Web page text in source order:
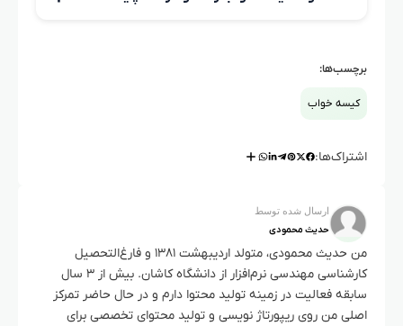
راحتی و گرمای مشابه ایجاد شود.
برچسب‌ها:
کیسه خواب
اشتراک‌ها:
ارسال شده توسط
حدیث محمودی
من حدیث محمودی، متولد اردیبهشت ۱۳۸۱ و فارغ‌التحصیل
کارشناسی مهندسی نرم‌افزار از دانشگاه کاشان. بیش از ۳ سال
سابقه فعالیت در زمینه تولید محتوا دارم و در حال حاضر تمرکز
اصلی من روی ریپورتاژ نویسی و تولید محتوای تخصصی برای